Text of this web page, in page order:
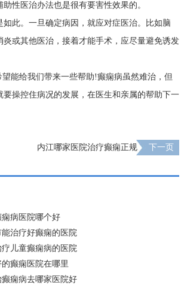
性医治办法也是很有要害性效果的。
此。一旦确定病因，就应对症医治。比如脑
或其他医治，接着才能手术，应尽量避免诱发
能给我们带来一些帮助!癫痫病虽然难治，但
操控住病况的发展，在医生和亲属的帮助下一
内江哪家医院治疗癫痫正规 下一页
病医院哪个好
治疗好癫痫的医院
疗儿童癫痫病的医院
的癫痫医院在哪里
癫痫病去哪家医院好